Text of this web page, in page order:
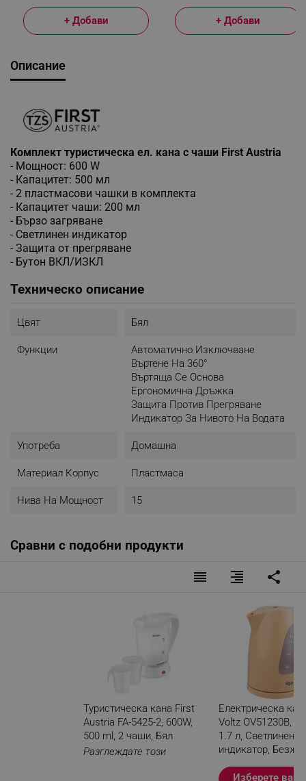
+ Добави + Добави
Описание
Комплект туристическа ел. кана с чаши First Austria
- Мощност: 600 W
- Капацитет: 500 мл
- 2 пластмасови чашки в комплекта
- Капацитет чаши: 200 мл
- Бързо загряване
- Светлинен индикатор
- Защита от прегряване
- Бутон ВКЛ/ИЗКЛ
Техническо описание
Цвят Бял
Функции
Автоматично Изключване
Въртене На 360°
Въртяща Се Основа
Ергономична Дръжка
Защита Против Прегряване
Индикатор За Нивото На Водата
Употреба Домашна
Материал Корпус Пластмаса
Нива На Мощност 15
Сравни с подобни продукти
reorder format_align_right share
Туристическа кана First
Austria FA-5425-2, 600W,
500 ml, 2 чаши, Бял
Разглеждате този
Електрическа
Voltz OV51230B,
1.7 л, Светлинен
индикатор,
Изберете